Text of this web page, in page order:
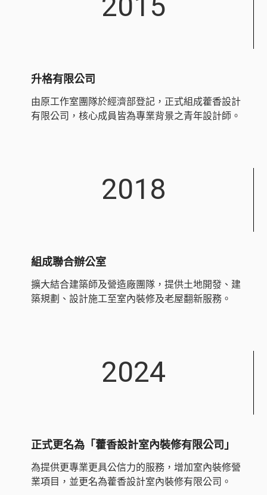
升格有限公司
由原工作室團隊於經濟部登記，正式組成藿香設計
有限公司，核心成員皆為專業背景之青年設計師。
2018
組成聯合辦公室
擴大結合建築師及營造廠團隊，提供土地開發、建
築規劃、設計施工至室內裝修及老屋翻新服務。
2024
正式更名為「藿香設計室內裝修有限公司」
為提供更專業更具公信力的服務，增加室內裝修營
業項目，並更名為藿香設計室內裝修有限公司。